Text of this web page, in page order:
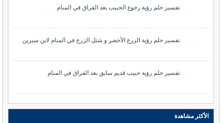
تفسير حلم رؤية رجوع الحبيب بعد الفراق في المنام
تفسير حلم رؤية الزرع الأخضر و شتل الزرع في المنام لابن سيرين
تفسير حلم رؤية حبيب قديم سابق بعد الفراق في المنام
الأكثر مشاهدة